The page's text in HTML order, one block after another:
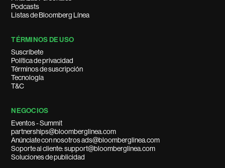
Podcasts
Listas de Bloomberg Línea
TÉRMINOS DE USO
Suscríbete
Política de privacidad
Términos de suscripción
Tecnología
T&C
NEGOCIOS
Eventos - Summit
partnerships@bloomberglinea.com
Anúnciate con nosotros ads@bloomberglinea.com
Soporte al cliente: support@bloomberglinea.com
Soluciones de publicidad